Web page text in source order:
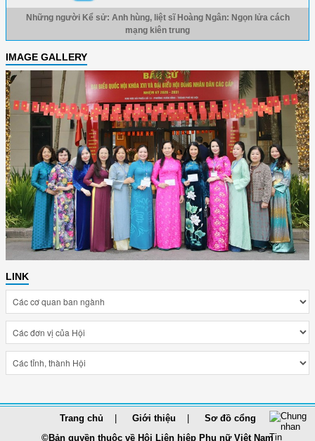
Những người Kể sử: Anh hùng, liệt sĩ Hoàng Ngân: Ngọn lửa cách
mạng kiên trung
IMAGE GALLERY
LINK
Trang chủ Giới thiệu
Sơ đồ cổng
©Bản quyền thuộc về Hội Liên hiệp Phụ nữ Việt Nam